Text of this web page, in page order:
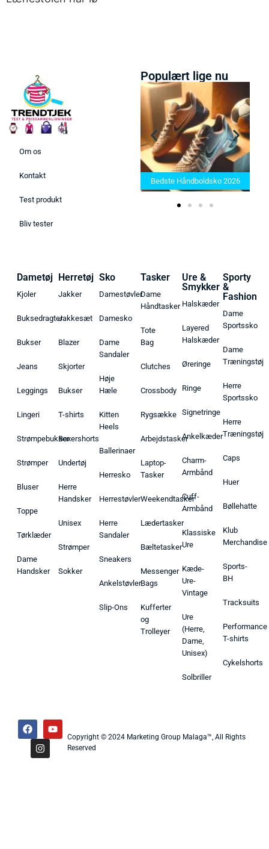
Om os
Kontakt
Test produkt
Bliv tester
Populært lige nu
Bedste Saunatæppe 2025 –
Find de bedste produkter her!
Bedste Håndboldsko 2026
Dametøj
Kjoler
Buksedragter
Bukser
Jeans
Leggings
Lingeri
Strømpebukser
Strømper
Bluser
Toppe
Tørklæder
Dame
Handsker
Herretøj
Jakker
Jakkesæt
Blazer
Skjorter
Bukser
T-shirts
Boxershorts
Undertøj
Herre
Handsker
Unisex
Strømper
Sokker
Sko
Damestøvler
Damesko
Dame
Sandaler
Høje
Hæle
Kitten
Heels
Ballerinaer
Herresko
Herrestøvler
Herre
Sandaler
Sneakers
Ankelstøvler
Slip-Ons
Tasker
Dame
Håndtasker
Tote
Bag
Clutches
Crossbody
Rygsække
Arbejdstasker
Laptop-
Tasker
Weekendtasker
Lædertasker
Bæltetasker
Messenger
Bags
Kufferter
og
Trolleyer
Ure &
Smykker
Halskæder
Layered
Halskæder
Øreringe
Ringe
Signetringe
Ankelkæder
Charm-
Armbånd
Cuff-
Armbånd
Klassiske
Ure
Kæde-
Ure-
Vintage
Ure
(Herre,
Dame,
Unisex)
Solbriller
Sporty
&
Fashion
Dame
Sportssko
Dame
Træningstøj
Herre
Sportssko
Herre
Træningstøj
Caps
Huer
Bøllehatte
Klub
Merchandise
Sports-
BH
Tracksuits
Performance
T-shirts
Cykelshorts
Copyright © 2024 Marketing Group Malaga™, All Rights
Reserved